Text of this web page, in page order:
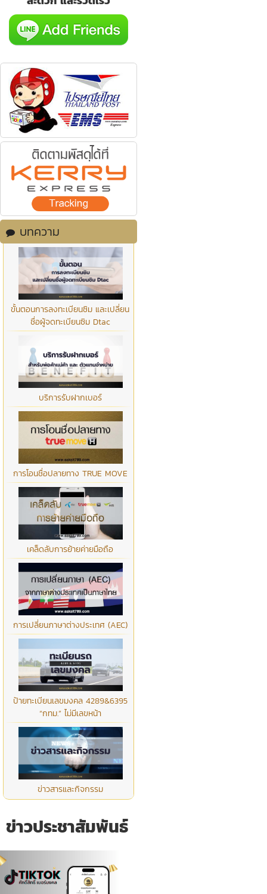
บทความ
ขั้นตอนการลงทะเบียนซิม และเปลี่ยน
ชื่อผู้จดทะเบียนซิม Dtac
บริการรับฝากเบอร์
การโอนชื่อปลายทาง TRUE MOVE
เคล็ดลับการย้ายค่ายมือถือ
การเปลี่ยนภาษาต่างประเทศ (AEC)
ป้ายทะเบียนเลขมงคล 4289&6395
“กทม.” ไม่มีเลขหน้า
ข่าวสารและกิจกรรม
ข่าวประชาสัมพันธ์